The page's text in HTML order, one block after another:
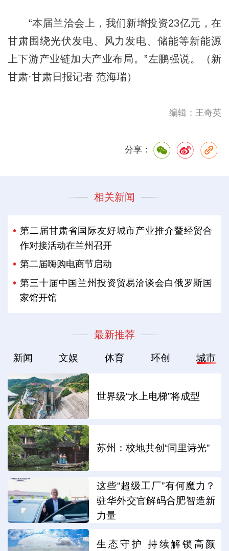
“本届兰洽会上，我们新增投资23亿元，在
甘肃围绕光伏发电、风力发电、储能等新能源
上下游产业链加大产业布局。”左鹏强说。（新
甘肃·甘肃日报记者 范海瑞）
编辑：王奇英
分享：
相关新闻
第二届甘肃省国际友好城市产业推介暨经贸合
作对接活动在兰州召开
第二届嗨购电商节启动
第三十届中国兰州投资贸易洽谈会白俄罗斯国
家馆开馆
最新推荐
新闻 文娱 体育 环创 城市
世界级“水上电梯”将成型
苏州：校地共创“同里诗光”
这些“超级工厂”有何魔力？
驻华外交官解码合肥智造新
力量
生态守护 持续解锁高颜